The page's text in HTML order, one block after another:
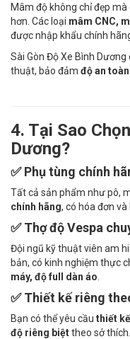
Mâm độ không chỉ đẹp
hơn. Các loại mâm CNC,
được nhập khẩu chính
Sài Gòn Độ Xe Bình
thuật, bảo đảm độ an
4. Tại Sao
Dương?
✅ Phụ tùng chính
Tất cả sản phẩm như pô,
chính hãng, có hóa đơn và
✅ Thợ độ Vespa
Đội ngũ kỹ thuật viên am
bản, có kinh nghiệm thực
máy, độ full dàn áo
✅ Thiết kế riêng
Bạn có thể yêu cầu thiết
độ riêng biệttheo sở